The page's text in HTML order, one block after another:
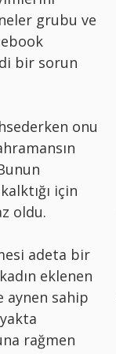
grubu ve
bir sorun
onu
için
oldu.
adeta bir
eklenen
aynen sahip
rağmen